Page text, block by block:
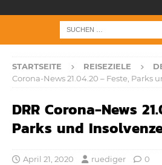
STARTSEITE REISEZIELE
Corona-News 21.04.20 – Feste, Parks
DRR Corona-News
Parks und
April 21, 2020 ruediger 0